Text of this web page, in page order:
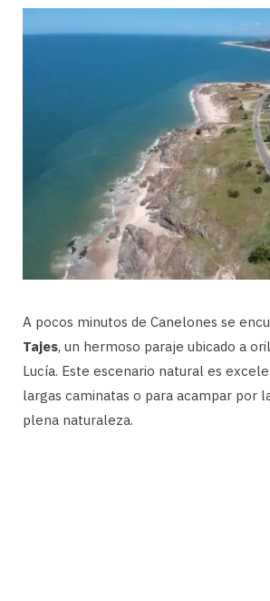
A pocos minutos de Canelones se
Tajes, un hermoso paraje ubicado a
Lucía. Este escenario natural es
largas caminatas o para acampar por
plena naturaleza.